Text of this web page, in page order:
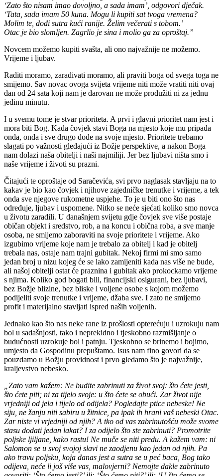
‘Zato što nisam imao dovoljno, a sada imam’, odgovori dječak.
‘Tata, sada imam 50 kuna. Mogu li kupiti sat tvoga vremena?
Molim te, dođi sutra kući ranije. Želim večerati s tobom.’
Otac je bio slomljen. Zagrlio je sina i molio ga za oproštaj.”
Novcem možemo kupiti svašta, ali ono najvažnije ne možemo.
Vrijeme i ljubav.
Raditi moramo, zarađivati moramo, ali praviti boga od svega toga ne
smijemo. Sav novac ovoga svijeta vrijeme niti može vratiti niti ovaj
dan od 24 sata koji nam je darovan ne može produžiti ni za jednu
jedinu minutu.
I u svemu tome je stvar prioriteta. A prvi i glavni prioritet nam jest i
mora biti Bog. Kada čovjek stavi Boga na mjesto koje mu pripada
onda, onda i sve drugo dođe na svoje mjesto. Prioritete trebamo
slagati po važnosti gledajući iz Božje perspektive, a nakon Boga
nam dolazi naša obitelji i naši najmiliji. Jer bez ljubavi ništa smo i
naše vrijeme i životi su prazni.
Čitajući te oproštaje od Saračevića, svi prvo naglasak stavljaju na to
kakav je bio kao čovjek i njihove zajedničke trenutke i vrijeme, a tek
onda sve njegove rukometne uspjehe. To je u biti ono što nas
određuje, ljubav i uspomene. Nitko se neće sjećati koliko smo novca
u životu zaradili. U današnjem svijetu gdje čovjek sve više postaje
običan objekt i sredstvo, rob, a na koncu i obična roba, a sve manje
osoba, ne smijemo zaboraviti na svoje prioritete i vrijeme. Ako
izgubimo vrijeme koje nam je trebalo za obitelj i kad je obitelj
trebala nas, ostaje nam trajni gubitak. Nekoj firmi mi smo samo
jedan broj u nizu kojeg će se lako zamijeniti kada nas više ne bude,
ali našoj obitelji ostat će praznina i gubitak ako prokockamo vrijeme
s njima. Koliko god bogati bili, financijski osigurani, bez ljubavi,
bez Božje blizine, bez bliske i voljene osobe s kojom možemo
podijeliti svoje trenutke i vrijeme, džaba sve. I zato ne smijemo
profit i materijalno stavljati ispred naših voljenih.
Jednako kao što nas neke rane iz prošlosti opterećuju i uzrokuju nam
bol u sadašnjosti, tako i neprekidno i tjeskobno razmišljanje o
budućnosti uzrokuje bol i patnju. Tjeskobno se brinemo i bojimo,
umjesto da Gospodinu prepuštamo. Isus nam fino govori da se
pouzdamo u Božju providnost i prvo gledamo što je najvažnije,
kraljevstvo nebesko.
„Zato vam kažem: Ne budite zabrinuti za život svoj: što ćete jesti,
što ćete piti; ni za tijelo svoje: u što ćete se obući. Zar život nije
vrjedniji od jela i tijelo od odijela? Pogledajte ptice nebeske! Ne
siju, ne žanju niti sabiru u žitnice, pa ipak ih hrani vaš nebeski Otac.
Zar niste vi vrjedniji od njih? A tko od vas zabrinutošću može svome
stasu dodati jedan lakat? I za odijelo što ste zabrinuti? Promotrite
poljske ljiljane, kako rastu! Ne muče se niti predu. A kažem vam: ni
Salomon se u svoj svojoj slavi ne zaodjenu kao jedan od njih. Pa
ako travu poljsku, koja danas jest a sutra se u peć baca, Bog tako
odijeva, neće li još više vas, malovjerni? Nemojte dakle zabrinuto